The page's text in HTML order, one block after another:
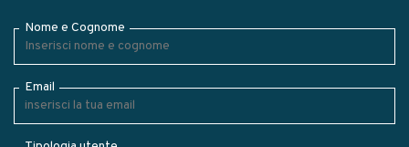
Nome e Cognome
Email